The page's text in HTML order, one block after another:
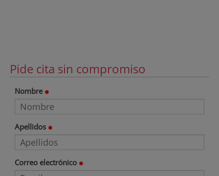
Pide cita sin compromiso
Nombre
Apellidos
Correo electrónico